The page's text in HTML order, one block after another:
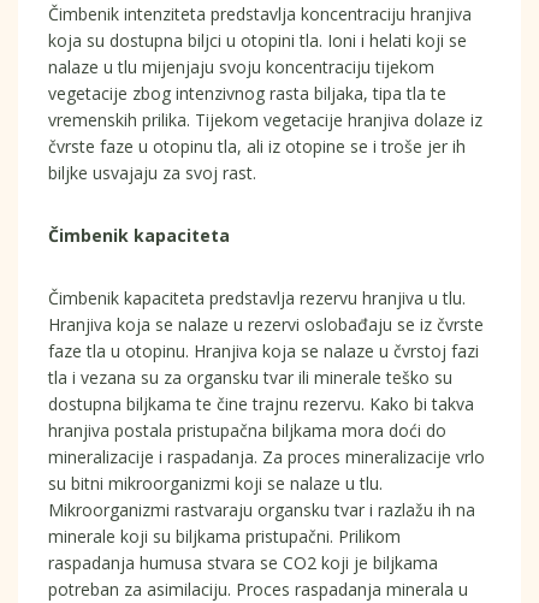
Čimbenik intenziteta predstavlja koncentraciju hranjiva
koja su dostupna biljci u otopini tla. Ioni i helati koji se
nalaze u tlu mijenjaju svoju koncentraciju tijekom
vegetacije zbog intenzivnog rasta biljaka, tipa tla te
vremenskih prilika. Tijekom vegetacije hranjiva dolaze iz
čvrste faze u otopinu tla, ali iz otopine se i troše jer ih
biljke usvajaju za svoj rast.
Čimbenik kapaciteta
Čimbenik kapaciteta predstavlja rezervu hranjiva u tlu.
Hranjiva koja se nalaze u rezervi oslobađaju se iz čvrste
faze tla u otopinu. Hranjiva koja se nalaze u čvrstoj fazi
tla i vezana su za organsku tvar ili minerale teško su
dostupna biljkama te čine trajnu rezervu. Kako bi takva
hranjiva postala pristupačna biljkama mora doći do
mineralizacije i raspadanja. Za proces mineralizacije vrlo
su bitni mikroorganizmi koji se nalaze u tlu.
Mikroorganizmi rastvaraju organsku tvar i razlažu ih na
minerale koji su biljkama pristupačni. Prilikom
raspadanja humusa stvara se CO2 koji je biljkama
potreban za asimilaciju. Proces raspadanja minerala u